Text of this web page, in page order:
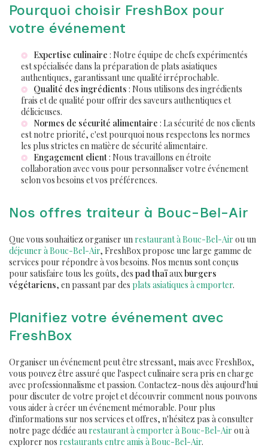
Pourquoi choisir FreshBox pour
votre événement
Expertise culinaire : Notre équipe de chefs expérimentés
est spécialisée dans la préparation de plats asiatiques
authentiques, garantissant une qualité irréprochable.
Qualité des ingrédients : Nous utilisons des ingrédients
frais et de qualité pour offrir des saveurs authentiques et
délicieuses.
Normes de sécurité alimentaire : La sécurité de nos clients
est notre priorité, c'est pourquoi nous respectons les normes
les plus strictes en matière de sécurité alimentaire.
Engagement client: Nous travaillons en étroite
collaboration avec vous pour personnaliser votre événement
selon vos besoins et vos préférences.
Nos offres traiteur à Bouc-Bel-Air
Que vous souhaitiez organiser un restaurant à Bouc-Bel-Air ou un
déjeuner à Bouc-Bel-Air, FreshBox propose une large gamme de
services pour répondre à vos besoins. Nos menus sont conçus
pour satisfaire tous les goûts, des pad thaïauxburgers
végétariens, en passant par des plats asiatiques à emporter.
Planifiez votre événement avec
FreshBox
Organiser un événement peut être stressant, mais avec FreshBox,
vous pouvez être assuré que l'aspect culinaire sera pris en charge
avec professionnalisme et passion. Contactez-nous dès aujourd'hui
pour discuter de votre projet et découvrir comment nous pouvons
vous aider à créer un événement mémorable. Pour plus
d'informations sur nos services et offres, n'hésitez pas à consulter
notre page dédiée au restaurant à emporter à Bouc-Bel-Air ou à
explorer nos restaurants entre amis à Bouc-Bel-Air.